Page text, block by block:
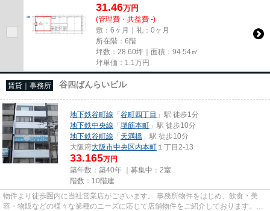
31.46万円
(管理費・共益費 -)
敷：6ヶ月｜礼：0ヶ月
所在階：6階
坪数：28.60坪｜面積：94.54㎡
坪単価： 1.1 万円
賃貸｜事務所 谷四ばんらいビル
地下鉄谷町線 「谷町四丁目 」駅 徒歩1分
地下鉄中央線 「堺筋本町 」駅 徒歩10分
地下鉄谷町線 「天満橋 」駅 徒歩10分
大阪府大阪市中央区内本町 １丁目2-13
33.165万円
築年数：築40年 ｜募集中： 2室
階数：10階建
物件より徒歩圏内に当社営業店がございます。 事務所物件をはじめ、飲食・美
容・物販などの様々な業種のニーズに応じて店舗物件をご紹介しております。